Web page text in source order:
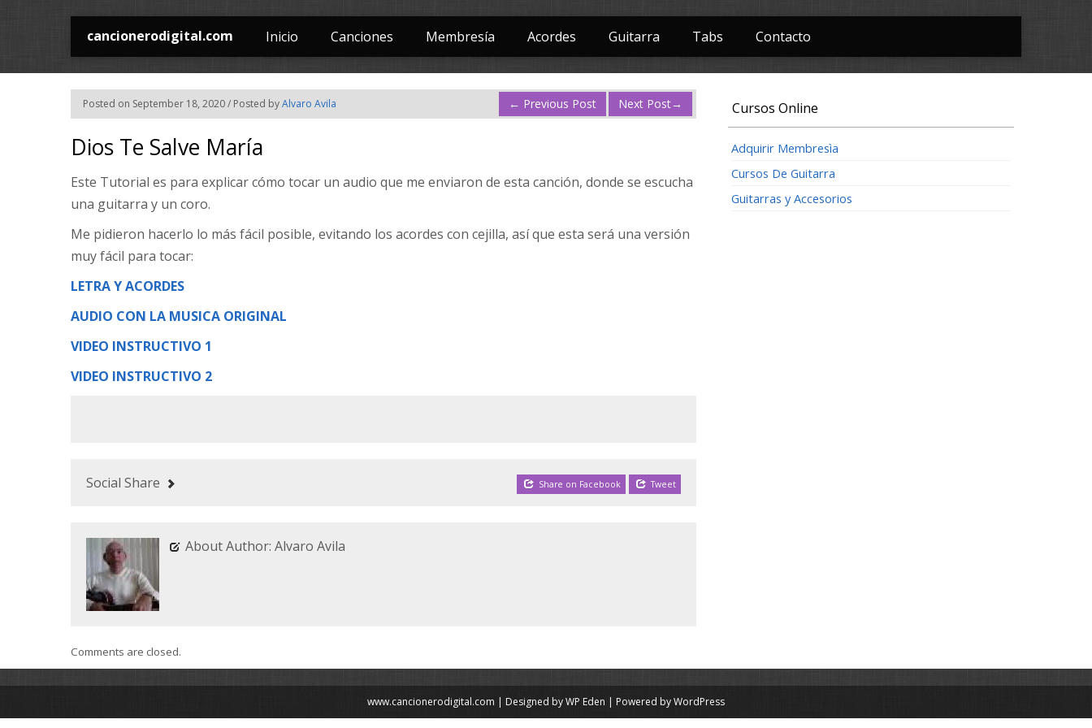
cancionerodigital.com Inicio Canciones Membresía Acordes Guitarra Tabs Contacto
Posted on September 18, 2020 / Posted byAlvaro Avila ← Previous Post Next Post→
Dios Te Salve María
Este Tutorial es para explicar cómo tocar un audio que me enviaron de esta canción, donde se escucha
una guitarra y un coro.
Me pidieron hacerlo lo más fácil posible, evitando los acordes con cejilla, así que esta será una versión
muy fácil para tocar:
LETRA Y ACORDES
AUDIO CON LA MUSICA ORIGINAL
VIDEO INSTRUCTIVO 1
VIDEO INSTRUCTIVO 2
Social Share Share on Facebook Tweet
About Author: Alvaro Avila
Comments are closed.
Cursos Online
Adquirir Membresìa
Cursos De Guitarra
Guitarras y Accesorios
www.cancionerodigital.com | Designed byWP Eden | Powered byWordPress